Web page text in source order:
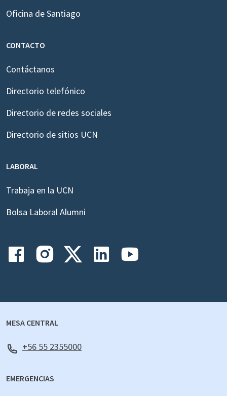
Oficina de Santiago
CONTACTO
Contáctanos
Directorio telefónico
Directorio de redes sociales
Directorio de sitios UCN
LABORAL
Trabaja en la UCN
Bolsa Laboral Alumni
MESA CENTRAL
+56 55 2355000
EMERGENCIAS